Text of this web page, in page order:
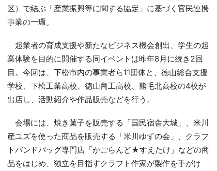
区）で結ぶ「産業振興等に関する協定」に基づく官民連携
事業の一環。
起業者の育成支援や新たなビジネス機会創出、学生の起
業体験を目的に開催する同イベントは昨年8月に続き2回
目。今回は、下松市内の事業者ら11団体と、徳山総合支援
学校、下松工業高校、徳山商工高校、熊毛北高校の4校が
出店し、活動紹介や作品販売などを行う。
会場には、焼き菓子を販売する「国民宿舎大城」、米川
産ユズを使った商品を販売する「米川ゆずの会」、クラフ
トバンドバッグ専門店「かごらんど★すえたけ」などの商
品をはじめ、独立を目指すクラフト作家が製作を手がけ